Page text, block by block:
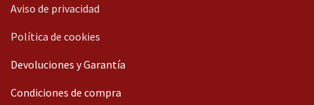
Aviso de privacidad
Política de cookies
Devoluciones y Garantía
Condiciones de compra